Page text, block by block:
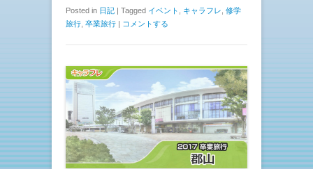
Posted in 日記 | Tagged イベント キャラフレ 修学
旅行 卒業旅行 | コメントする